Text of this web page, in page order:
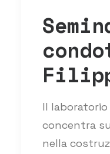
Il
concentra
nella